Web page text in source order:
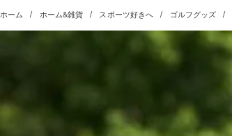
ホーム ホーム&雑貨 スポーツ好きへ ゴルフグッズ